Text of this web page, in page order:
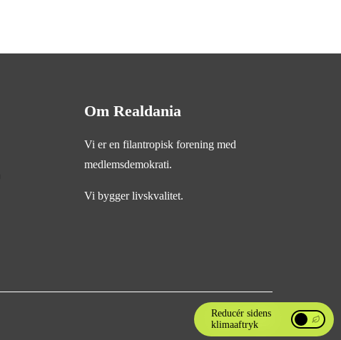
Reducér sidens
klimaaftryk
Reducér
Om Realdania
Vi er en filantropisk forening med
medlemsdemokrati.
Vi bygger livskvalitet.